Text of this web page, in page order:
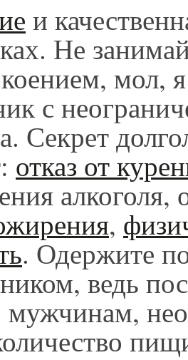
и
Не
мол,
с
Секрет
отказ от
алкоголя,
,
. Одержите
ведь
мужчинам,